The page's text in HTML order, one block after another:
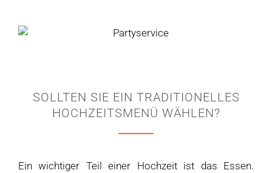
SOLLTEN SIE EIN TRADITIONELLES
HOCHZEITSMENÜ WÄHLEN?
Ein wichtiger Teil einer Hochzeit ist das Essen.